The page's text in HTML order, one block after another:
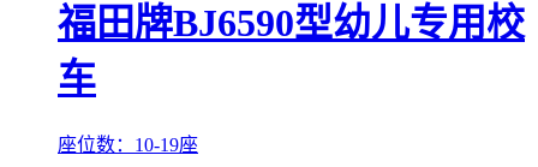
福田牌BJ6590型幼儿专用校
车
座位数：10-19座